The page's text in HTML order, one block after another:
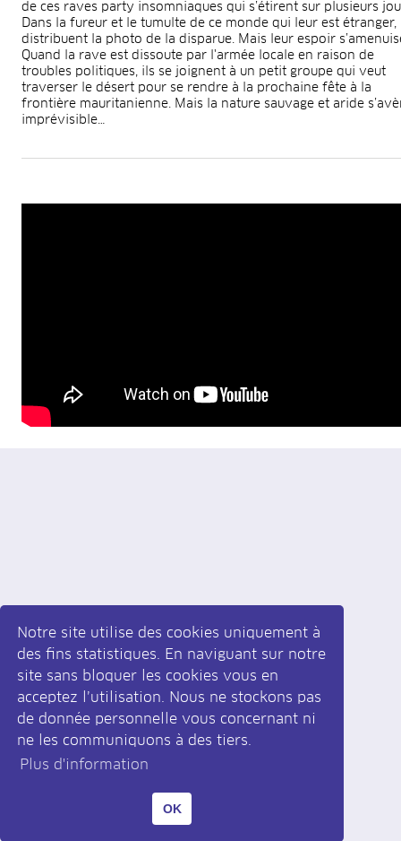
Notre site utilise des cookies uniquement à
des fins statistiques. En naviguant sur notre
site sans bloquer les cookies vous en
acceptez l’utilisation. Nous ne stockons pas
de donnée personnelle vous concernant ni
ne les communiquons à des tiers.
Plus d'information
OK
de ces raves party insomniaques qui s’étirent sur plusieurs
Dans la fureur et le tumulte de ce monde qui leur est étranger,
distribuent la photo de la disparue. Mais leur espoir
Quand la rave est dissoute par l'armée locale en raison de
troubles politiques, ils se joignent à un petit groupe qui veut
traverser le désert pour se rendre à la prochaine fête à la
frontière mauritanienne. Mais la nature sauvage et aride
imprévisible…
Inscrivez-vous à la newsletter
Développé par monoloco